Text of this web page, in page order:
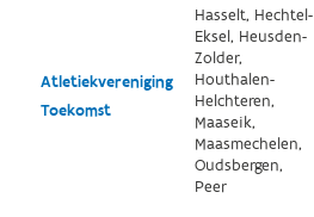
Atletiekvereniging
Toekomst
Hasselt, Hechtel-
Eksel, Heusden-
Zolder,
Houthalen-
Helchteren,
Maaseik,
Maasmechelen,
Oudsbergen,
Peer